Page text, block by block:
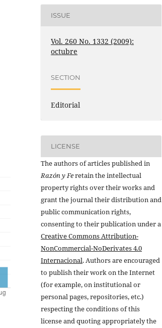
ISSUE
Vol. 260 No. 1332 (2009):
octubre
SECTION
Editorial
LICENSE
The authors of articles published in
Razón y Feretain the intellectual
property rights over their works and
grant the journal their distribution and
public communication rights,
consenting to their publication under a
Creative Commons Attribution-
NonCommercial-NoDerivates 4.0
Internacional. Authors are encouraged
to publish their work on the Internet
(for example, on institutional or
personal pages, repositories, etc.)
respecting the conditions of this
license and quoting appropriately the